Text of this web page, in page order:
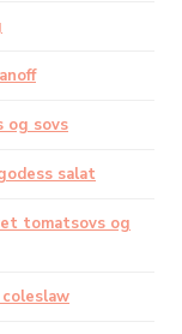
og sovs
salat
tomatsovs og